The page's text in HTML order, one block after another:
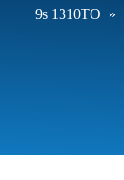
9s 1310TO
»